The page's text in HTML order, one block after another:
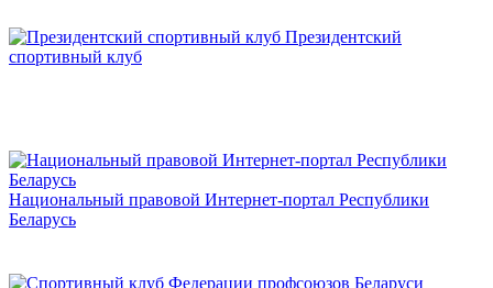
Президентский
спортивный клуб
Национальный правовой Интернет-портал Республики
Беларусь